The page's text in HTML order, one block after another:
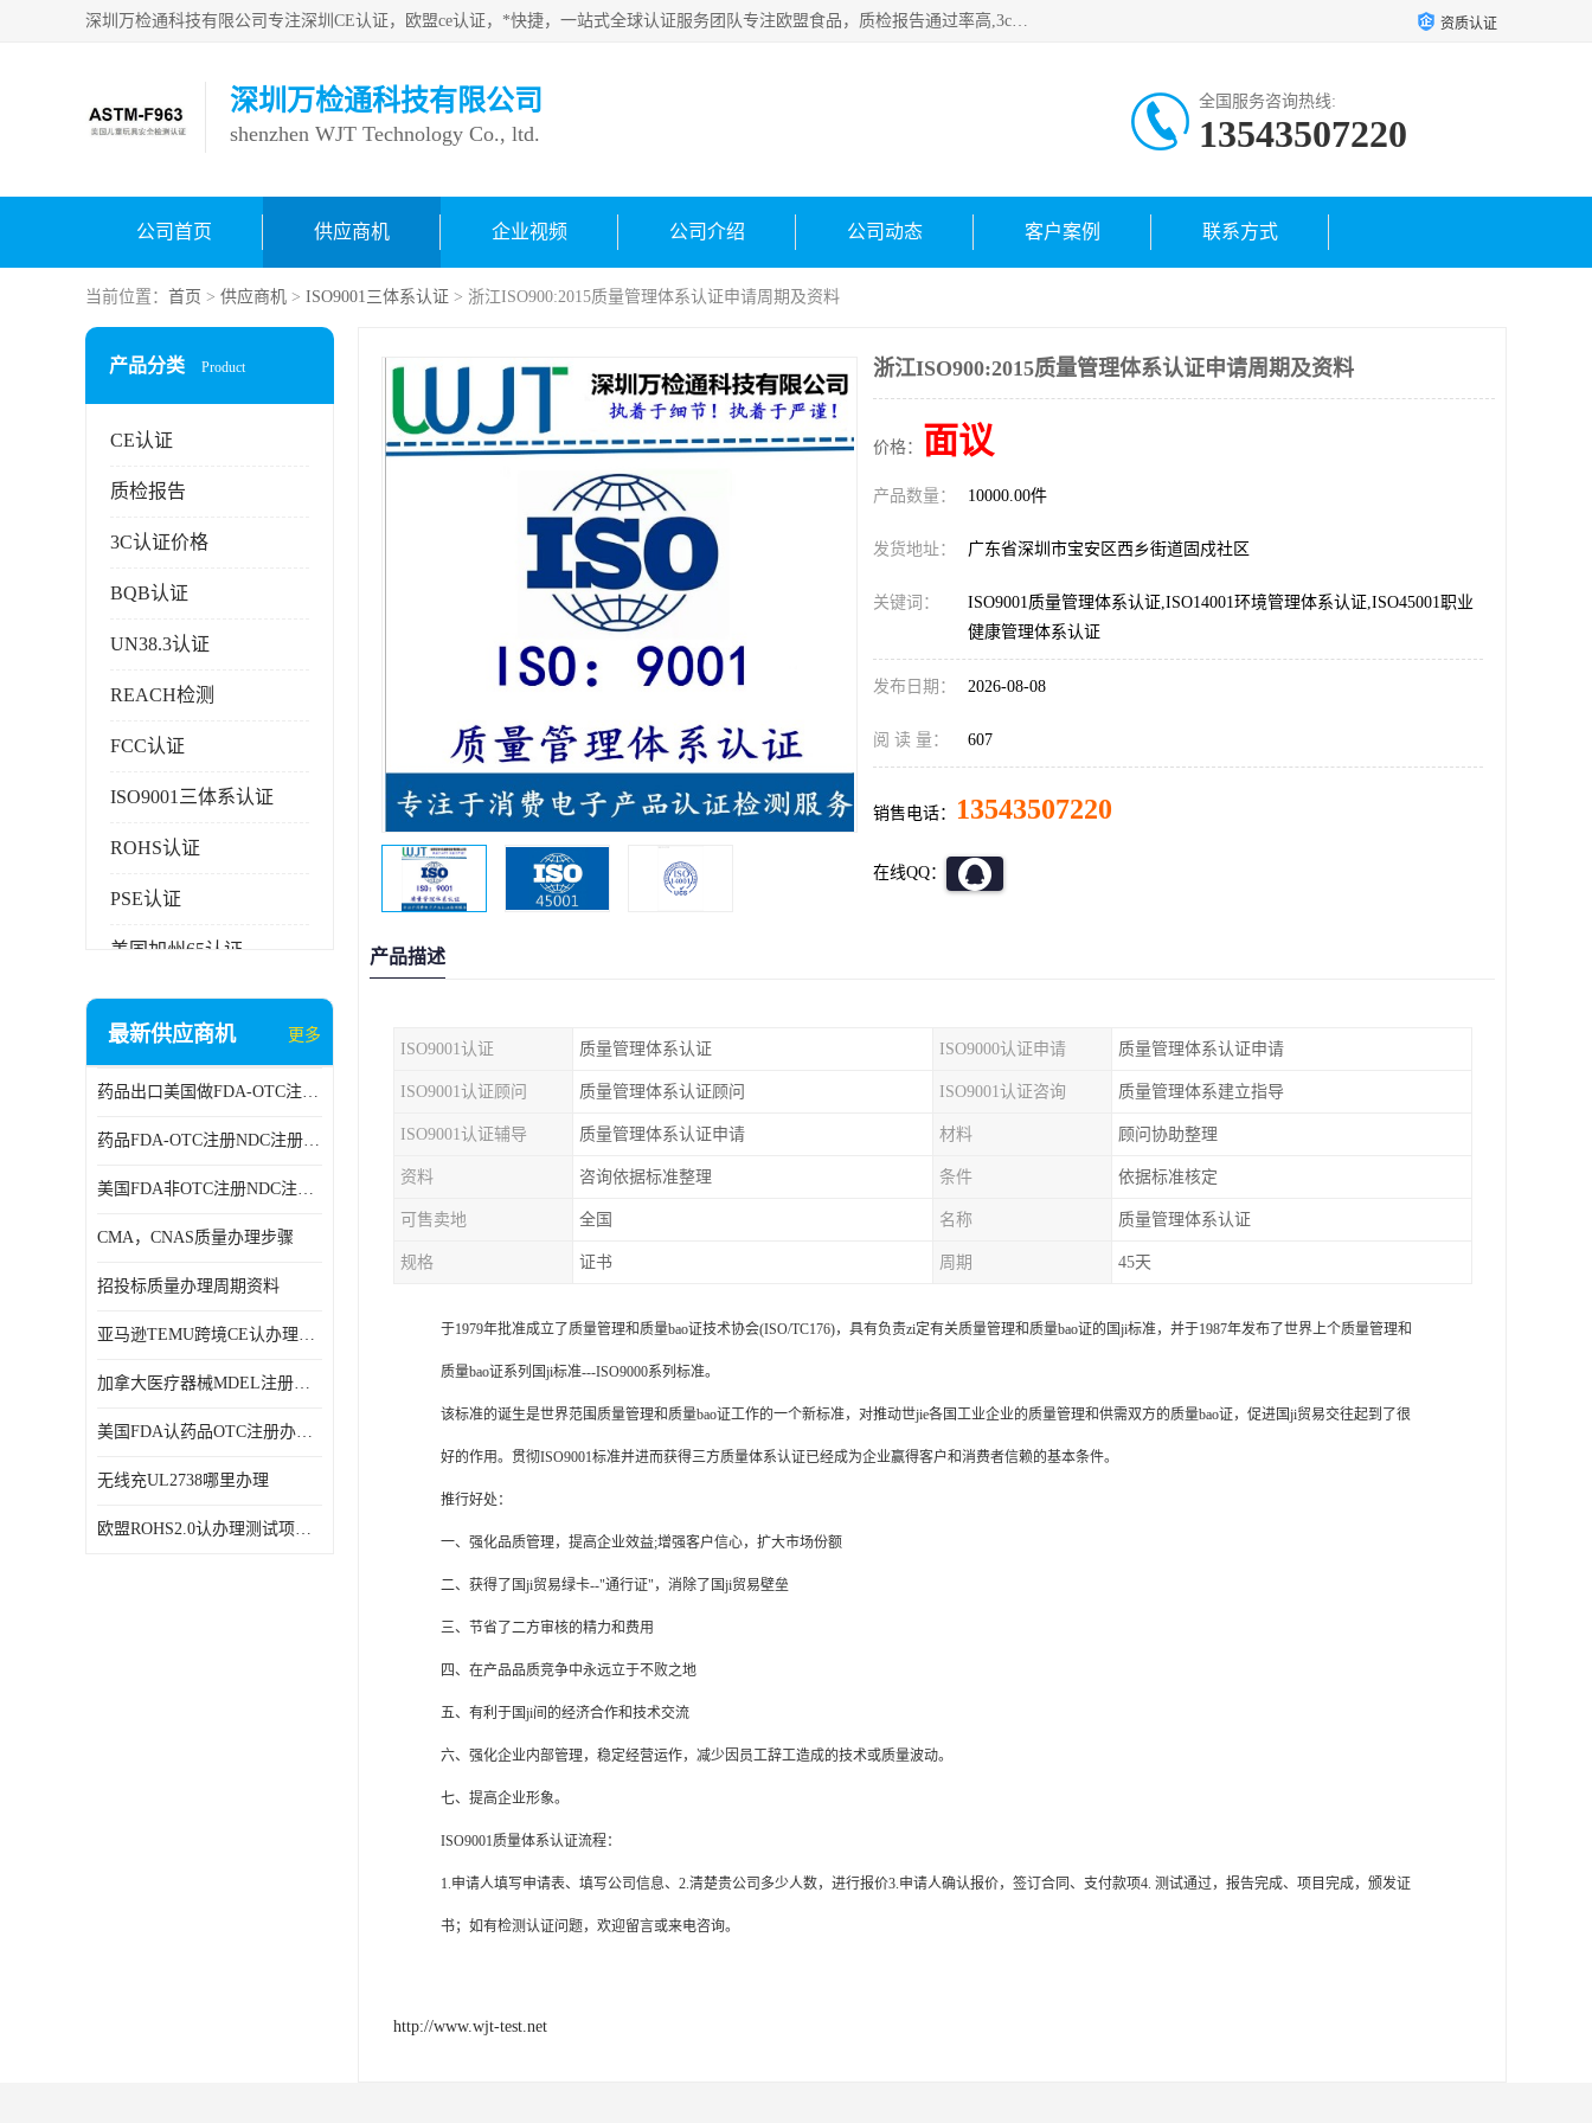
深圳万检通科技有限公司专注深圳CE认证，欧盟ce认证，*快捷，一站式全球认证服务团队专注欧盟食品，质检报告通过率高,3c认证优惠，欧盟公告机构授权代理，欢迎咨询 资质认证
深圳万检通科技有限公司
shenzhen WJT Technology Co., ltd.
全国服务咨询热线:
13543507220
公司首页 供应商机 企业视频 公司介绍 公司动态 客户案例 联系方式
当前位置： 首页 > 供应商机 > ISO9001三体系认证 > 浙江ISO900:2015质量管理体系认证申请周期及资料
产品分类 Product
CE认证
质检报告
3C认证价格
BQB认证
UN38.3认证
REACH检测
FCC认证
ISO9001三体系认证
ROHS认证
PSE认证
美国加州65认证
AAA信用证书
RCM，C-TICK，SAA
商标专利办理
广东省守合同重信用,科技型中小企业证书
最新供应商机 更多
药品出口美国做FDA-OTC注册NDC注册周期时间
药品FDA-OTC注册NDC注册办理资料
美国FDA非OTC注册NDC注册办理流程
CMA，CNAS质量办理步骤
招投标质量办理周期资料
亚马逊TEMU跨境CE认办理流程周期
加拿大医疗器械MDEL注册办理资料周期
美国FDA认药品OTC注册办理周期时间
无线充UL2738哪里办理
欧盟ROHS2.0认办理测试项目有哪些
浙江ISO900:2015质量管理体系认证申请周期及资料
价格： 面议
产品数量： 10000.00件
发货地址： 广东省深圳市宝安区西乡街道固戍社区
关键词：
ISO9001质量管理体系认证,ISO14001环境管理体系认证,ISO45001职业
健康管理体系认证
发布日期： 2026-08-08
阅 读 量： 607
销售电话： 13543507220
在线QQ：
产品描述
ISO9001认证 质量管理体系认证 ISO9000认证申请 质量管理体系认证申请
ISO9001认证顾问 质量管理体系认证顾问 ISO9001认证咨询 质量管理体系建立指导
ISO9001认证辅导 质量管理体系认证申请 材料 顾问协助整理
资料 咨询依据标准整理 条件 依据标准核定
可售卖地 全国 名称 质量管理体系认证
规格 证书 周期 45天
于1979年批准成立了质量管理和质量bao证技术协会(ISO/TC176)，具有负责zi定有关质量管理和质量bao证的国ji标准，并于1987年发布了世界上个质量管理和
质量bao证系列国ji标准---ISO9000系列标准。
该标准的诞生是世界范围质量管理和质量bao证工作的一个新标准，对推动世jie各国工业企业的质量管理和供需双方的质量bao证，促进国ji贸易交往起到了很
好的作用。贯彻ISO9001标准并进而获得三方质量体系认证已经成为企业赢得客户和消费者信赖的基本条件。
推行好处：
一、强化品质管理，提高企业效益;增强客户信心，扩大市场份额
二、获得了国ji贸易绿卡--"通行证"，消除了国ji贸易壁垒
三、节省了二方审核的精力和费用
四、在产品品质竞争中永远立于不败之地
五、有利于国ji间的经济合作和技术交流
六、强化企业内部管理，稳定经营运作，减少因员工辞工造成的技术或质量波动。
七、提高企业形象。
ISO9001质量体系认证流程：
1.申请人填写申请表、填写公司信息、2.清楚贵公司多少人数，进行报价3.申请人确认报价，签订合同、支付款项4. 测试通过，报告完成、项目完成，颁发证
书；如有检测认证问题，欢迎留言或来电咨询。
http://www.wjt-test.net